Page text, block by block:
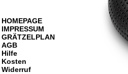
HOMEPAGE
IMPRESSUM
GRÄTZELPLAN
AGB
Hilfe
Kosten
Widerruf